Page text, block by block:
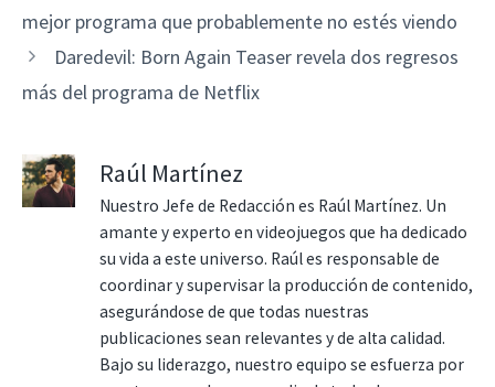
mejor programa que probablemente no estés viendo
Daredevil: Born Again Teaser revela dos regresos
más del programa de Netflix
Raúl Martínez
Nuestro Jefe de Redacción es Raúl Martínez. Un
amante y experto en videojuegos que ha dedicado
su vida a este universo. Raúl es responsable de
coordinar y supervisar la producción de contenido,
asegurándose de que todas nuestras
publicaciones sean relevantes y de alta calidad.
Bajo su liderazgo, nuestro equipo se esfuerza por